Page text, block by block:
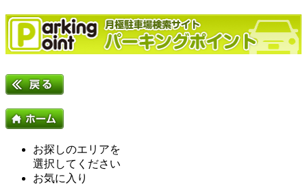
お探しのエリアを
選択してください
お気に入り